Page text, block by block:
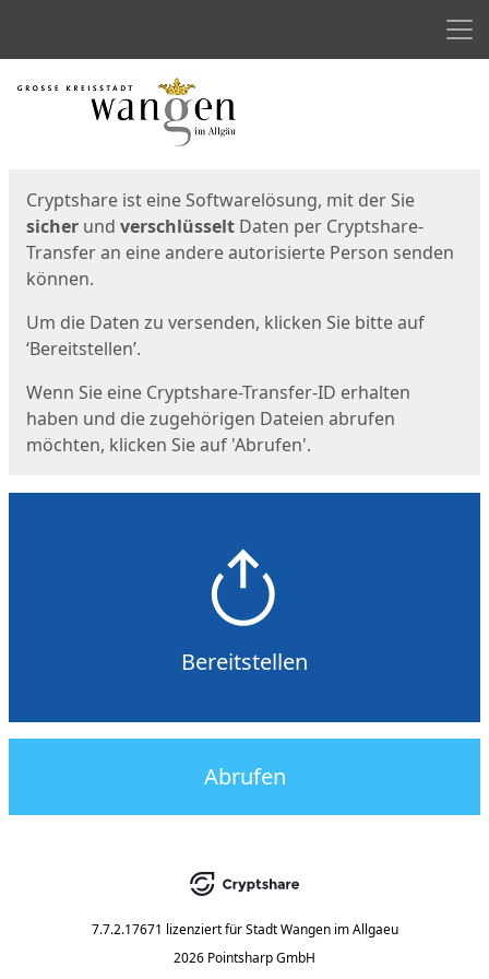
Start
Cryptshare ist eine Softwarelösung, mit der Sie
sicher und verschlüsselt Daten per Cryptshare-
Transfer an eine andere autorisierte Person senden
können.
Um die Daten zu versenden, klicken Sie bitte auf
‘Bereitstellen’.
Wenn Sie eine Cryptshare-Transfer-ID erhalten
haben und die zugehörigen Dateien abrufen
möchten, klicken Sie auf 'Abrufen'.
Bereitstellen
Abrufen
7.7.2.17671 lizenziert für Stadt Wangen im Allgaeu
2026 Pointsharp GmbH